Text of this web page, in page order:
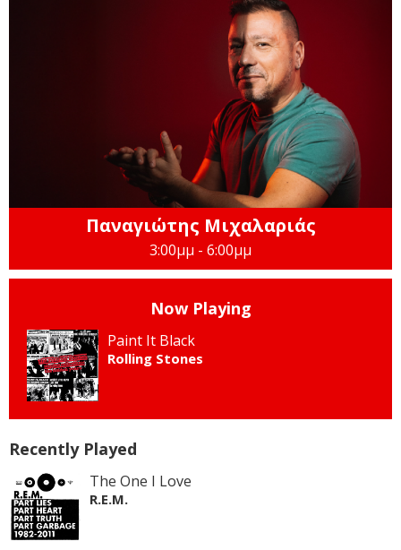
Παναγιώτης Μιχαλαριάς
3:00μμ - 6:00μμ
Now Playing
Paint It Black
Rolling Stones
Recently Played
The One I Love
R.E.M.